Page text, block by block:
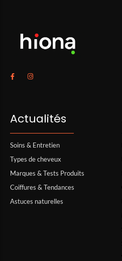
Actualités
Soins & Entretien
Types de cheveux
Marques & Tests Produits
Coiffures & Tendances
Astuces naturelles